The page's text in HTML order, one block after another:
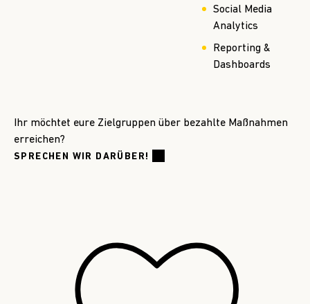
Social Media
Analytics
Reporting &
Dashboards
Ihr möchtet eure Zielgruppen über bezahlte Maßnahmen
erreichen?
SPRECHEN WIR DARÜBER!